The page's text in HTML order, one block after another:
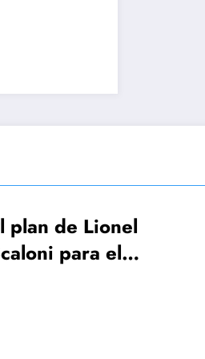
FIFA reveló cómo
será el show de